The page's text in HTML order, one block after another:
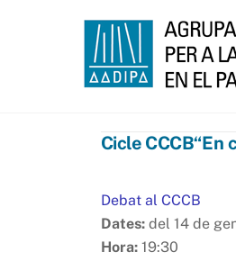
Cicle CCCB“En
Debat al CCCB
Dates: del 14 de
Hora: 19:30